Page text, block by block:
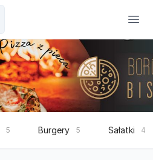
5 Burgery 5 Sałatki 4